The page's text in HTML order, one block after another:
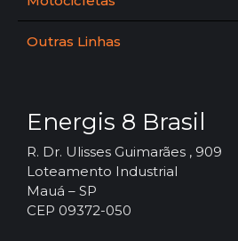
Outras Linhas
Energis 8 Brasil
R. Dr. Ulisses Guimarães , 909
Loteamento Industrial
Mauá – SP
CEP 09372-050